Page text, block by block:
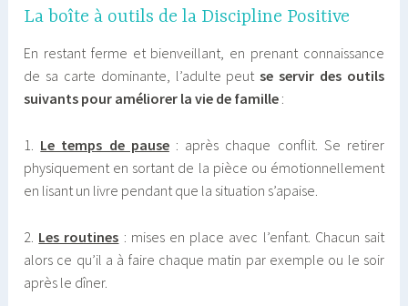
La boîte à outils de la Discipline Positive
En restant ferme et bienveillant, en prenant connaissance
de sa carte dominante, l’adulte peutse servir des outils
suivants pour améliorer la vie de famille :
1. Le temps de pause: après chaque conflit. Se retirer
physiquement en sortant de la pièce ou émotionnellement
en lisant un livre pendant que la situation s’apaise.
2. Les routines : mises en place avec l’enfant. Chacun sait
alors ce qu’il a à faire chaque matin par exemple ou le soir
après le dîner.